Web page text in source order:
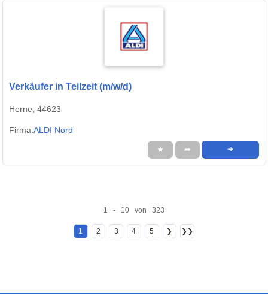
Verkäufer in Teilzeit (m/w/d)
Herne, 44623
Firma:ALDI Nord
★ ➦ ➜
1 - 10 von 323
1 2 3 4 5 ❯ ❯❯